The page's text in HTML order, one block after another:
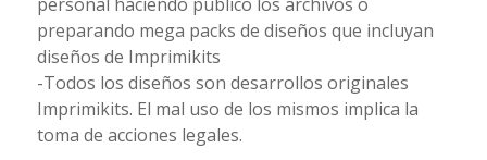
preparando mega packs de diseños que incluyan
diseños de Imprimikits
-Todos los diseños son desarrollos originales
Imprimikits. El mal uso de los mismos implica la
toma de acciones legales.